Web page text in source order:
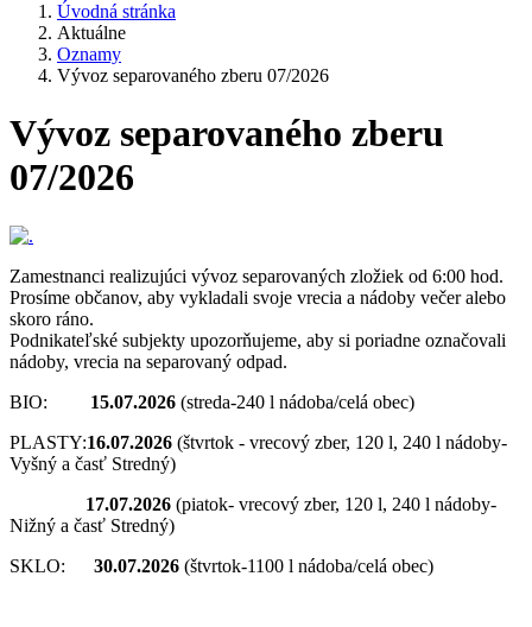
Úvodná stránka
Aktuálne
Oznamy
Vývoz separovaného zberu 07/2026
Vývoz separovaného zberu
07/2026
Zamestnanci realizujúci vývoz separovaných zložiek od 6:00 hod.
Prosíme občanov, aby vykladali svoje vrecia a nádoby večer alebo
skoro ráno.
Podnikateľské subjekty upozorňujeme, aby si poriadne označovali
nádoby, vrecia na separovaný odpad.
BIO: 15.07.2026 (streda-240 l nádoba/celá obec)
PLASTY:16.07.2026 (štvrtok - vrecový zber, 120 l, 240 l nádoby-
Vyšný a časť Stredný)
17.07.2026 (piatok- vrecový zber, 120 l, 240 l nádoby-
Nižný a časť Stredný)
SKLO: 30.07.2026 (štvrtok-1100 l nádoba/celá obec)